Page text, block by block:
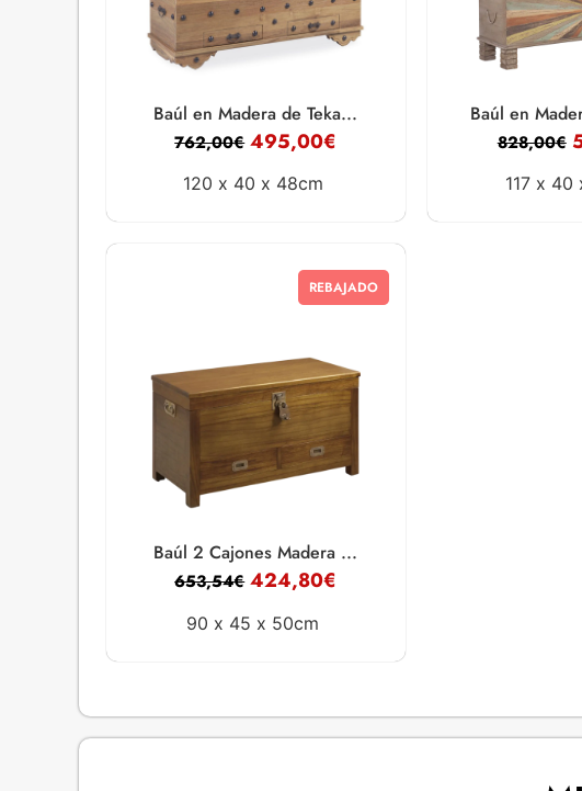
Baúl en Madera de Teka...
762,00€ 495,00€
120 x 40 x 48cm
Baúl en
828,00€
117 x 40
REBAJADO
Baúl 2 Cajones Madera ...
653,54€ 424,80€
90 x 45 x 50cm